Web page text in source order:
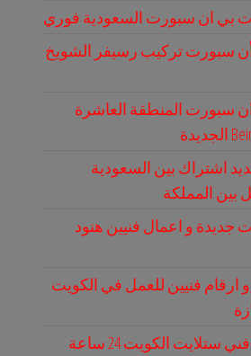
بي ان سبورت السعودية فوري
سبورت تركيب رسيفر الشويخ
سبورت المنطقة العاشرة
اشتراك بين السعودية
جديدة و اعمال فنيين هنود
فنيين للعمل في الكويت
اعلانات عن فني ستلايت الكويت 24 ساعة